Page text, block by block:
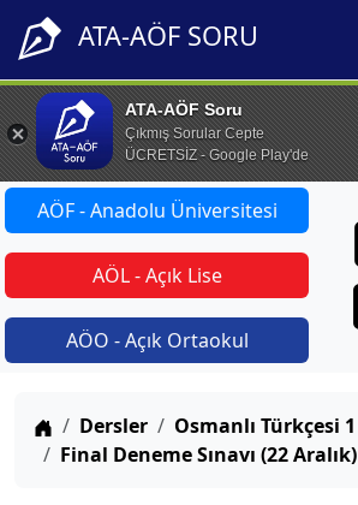
ATA-AÖF SORU
ATA-AÖF Soru
Çıkmış Sorular Cepte
ÜCRETSİZ - Google Play'de
AÖF - Anadolu Üniversitesi
AÖL - Açık Lise
AÖO - Açık Ortaokul
Anasayfa
Dersler
Osmanlı Türkçesi 1
Final Deneme Sınavı (22 Aralık)